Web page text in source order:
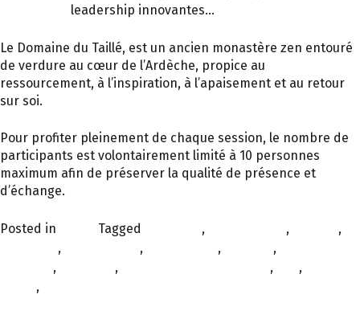
leadership innovantes…
Le Domaine du Taillé, est un ancien monastère zen entouré
de verdure au cœur de l’Ardèche, propice au
ressourcement, à l’inspiration, à l’apaisement et au retour
sur soi.
Pour profiter pleinement de chaque session, le nombre de
participants est volontairement limité à 10 personnes
maximum afin de préserver la qualité de présence et
d’échange.
Posted in Tagged , ,
,
, , , ,
, , , ,
,